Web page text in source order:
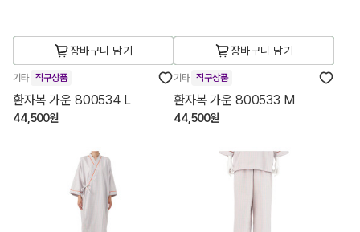
장바구니 담기
기타 직구상품
환자복 가운 800534 L
44,500원
장바구니 담기
기타 직구상품
환자복 가운 800533 M
44,500원